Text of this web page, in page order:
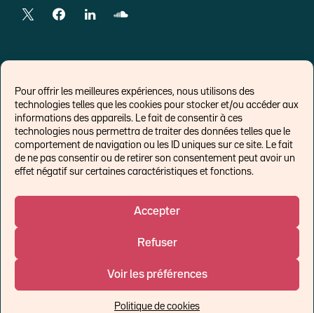
Pour offrir les meilleures expériences, nous utilisons des
technologies telles que les cookies pour stocker et/ou accéder aux
informations des appareils. Le fait de consentir à ces
technologies nous permettra de traiter des données telles que le
comportement de navigation ou les ID uniques sur ce site. Le fait
de ne pas consentir ou de retirer son consentement peut avoir un
effet négatif sur certaines caractéristiques et fonctions.
Accepter
Refuser
Voir les préférences
Politique de cookies
LIENS EXTERNES
Chroniques pour Forbes
Economistes
Think tank
Banques centrales
Politique de cookies (UE)
Un affilié de :